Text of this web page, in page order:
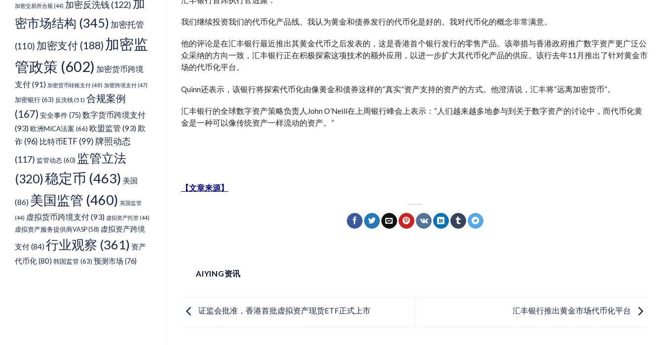
加密交易所合规 (44) 加密反洗钱 (122) 加
密市场结构 (345) 加密托管
(110) 加密支付 (188) 加密监
管政策 (602) 加密货币跨境
支付(91) 加密货币转账支付 (48) 加密跨境支付 (47)
加密银行(63) 反洗钱(51) 合规案例
(167) 安全事件(75) 数字货币跨境支付
(93)欧洲MICA法案 (66) 欧盟监管 (93)欺
诈 (96) 比特币ETF (99) 牌照动态
(117) 监管动态(60) 监管立法
(320)稳定币 (463) 美国
(86) 美国监管 (460) 英国监管
(44) 虚拟货币跨境支付(93) 虚拟资产托管 (44)
虚拟资产服务提供商VASP(58) 虚拟资产跨境
支付(84) 行业观察 (361) 资产
代币化(80) 韩国监管(63) 预测市场 (76)
我们继续投资我们的代币化产品线。我认为黄金和债券发行的代币化是好的。我对代币化的概念非常满意。
他的评论是在汇丰银行最近推出其黄金代币之后发表的，这是香港首个银行发行的零售产品。该举措与香港政府推广数字资产更广泛公
众采纳的方向一致，汇丰银行正在积极探索这项技术的额外应用，以进一步扩大其代币化产品的供应。该行去年11月推出了针对黄金市
场的代币化平台。
Quinn还表示，该银行将探索代币化由像黄金和债券这样的“真实”资产支持的资产的方式。他澄清说，汇丰将“远离加密货币”。
汇丰银行的全球数字资产策略负责人John O’Neill在上周银行峰会上表示：“人们越来越多地参与到关于数字资产的讨论中，而代币化黄
金是一种可以像传统资产一样流动的资产。”
【文章来源】
AIYING资讯
证监会批准，香港首批虚拟资产现货ETF正式上市 汇丰银行推出黄金市场代币化平台